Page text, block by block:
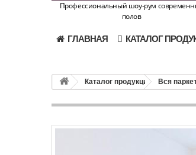
Профессиональный шоу-рум
полов
ГЛАВНАЯ КАТАЛОГ
Каталог продукции Вся